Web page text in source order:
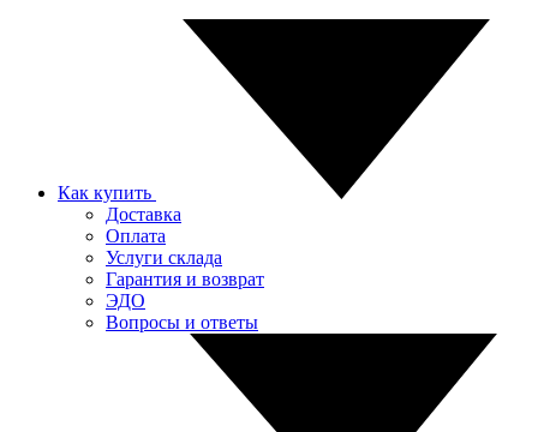
Как купить
Доставка
Оплата
Услуги склада
Гарантия и возврат
ЭДО
Вопросы и ответы